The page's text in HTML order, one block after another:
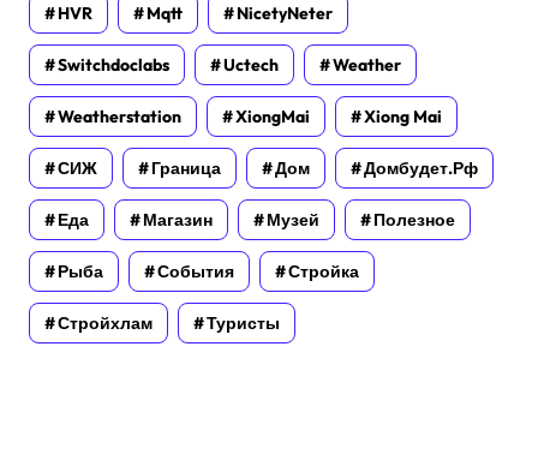
HVR Mqtt NicetyNeter
Switchdoclabs Uctech Weather
Weatherstation XiongMai Xiong Mai
СИЖ Граница Дом Домбудет.рф
Еда Магазин Музей Полезное
Рыба События Стройка
Стройхлам Туристы